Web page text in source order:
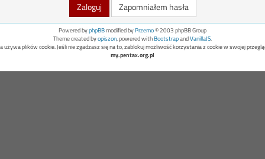
Zapomniałem hasła
Powered byphpBBmodified byPrzemo© 2003 phpBB Group
Theme created byopiszon, powered withBootstrapandVanillaJS.
używa plików cookie. Jeśli nie zgadzasz się na to, zablokuj możliwość korzystania z cookie w swojej
my.pentax.org.pl